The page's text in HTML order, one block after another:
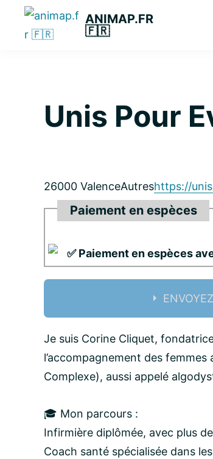
Passer
Passer
Passer
principale
ANIMAP.FR
🇫🇷
Unis Pour
26000 ValenceAutreshttps://
Paiement en espèces
✅ Paiement en espèces
Nom:
email:
Message:
Je suis Corine Cliquet,
l’accompagnement des
Complexe), aussi appelé
🎓 Mon parcours :
Infirmière diplômée, avec plus
Coach santé spécialisée dans